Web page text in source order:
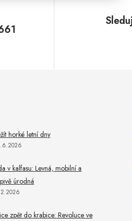
horké letní dny
v kalfasu: Levná, mobilní a
úrodná
zpět do krabice: Revoluce ve